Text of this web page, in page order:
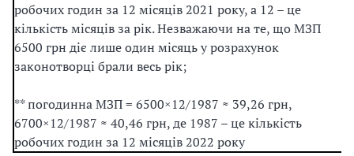
робочих годин за 12 місяців 2021 року, а 12 – це
кількість місяців за рік. Незважаючи на те, що МЗП
6500 грн діє лише один місяць у розрахунок
законотворці брали весь рік;
** погодинна МЗП = 6500×12/1987 ≈ 39,26 грн,
6700×12/1987 ≈ 40,46 грн, де 1987 – це кількість
робочих годин за 12 місяців 2022 року